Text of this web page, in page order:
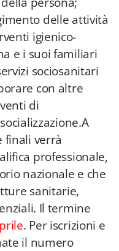
delle attività
igienico-
e i suoi familiari
sociosanitari
con altre
di
finali verrà
professionale,
nazionale e che
sanitarie,
Il termine
. Per iscrizioni e
il numero